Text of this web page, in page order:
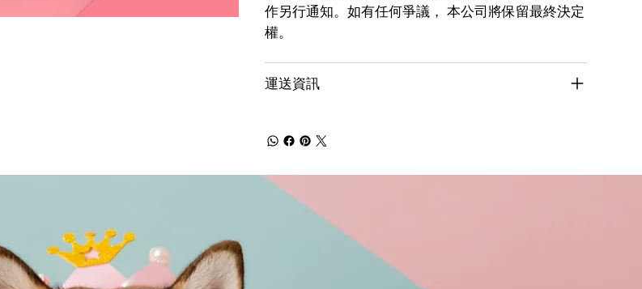
作另行通知。如有任何爭議， 本公司將保留最終決定
權。
運送資訊